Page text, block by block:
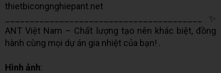
thietbicongnghiepant.net
________________________________________ ✨
ANT Việt Nam – Chất lượng tạo nên khác biệt, đồng
hành cùng mọi dự án gia nhiệt của bạn! .
Hình ảnh: